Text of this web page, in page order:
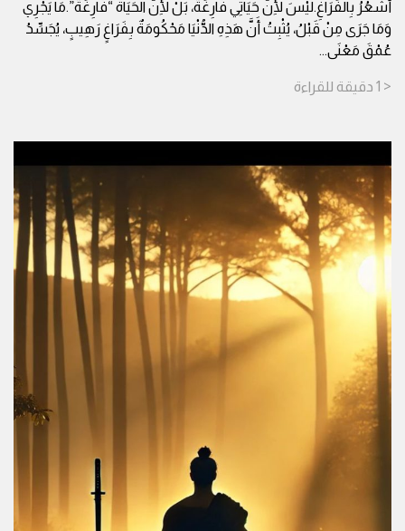
أَشْعُرُ بِالفَرَاغِ.لَيْسَ لِأَنَّ حَيَاتِي فَارِغَةٌ، بَلْ لِأَنَّ الحَيَاةَ “فَارِغَةٌ”.مَا يَجْرِي
وَمَا جَرَى مِنْ قَبْلُ، يُثْبِتُ أَنَّ هَذِهِ الدُّنْيَا مَحْكُومَةٌ بِفَرَاغٍ رَهِيبٍ، يُجَسِّدُ
عُمْقَ مَعْنَى...
< 1 دقيقة للقراءة